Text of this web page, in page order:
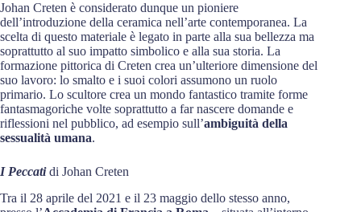
Johan Creten è considerato dunque un pioniere
dell’introduzione della ceramica nell’arte contemporanea. La
scelta di questo materiale è legato in parte alla sua bellezza ma
soprattutto al suo impatto simbolico e alla sua storia. La
formazione pittorica di Creten crea un’ulteriore dimensione del
suo lavoro: lo smalto e i suoi colori assumono un ruolo
primario. Lo scultore crea un mondo fantastico tramite forme
fantasmagoriche volte soprattutto a far nascere domande e
riflessioni nel pubblico, ad esempio sull’ambiguità della
sessualità umana.
I Peccatidi Johan Creten
Tra il 28 aprile del 2021 e il 23 maggio dello stesso anno,